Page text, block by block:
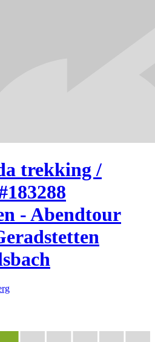
trekking /
- Abendtour